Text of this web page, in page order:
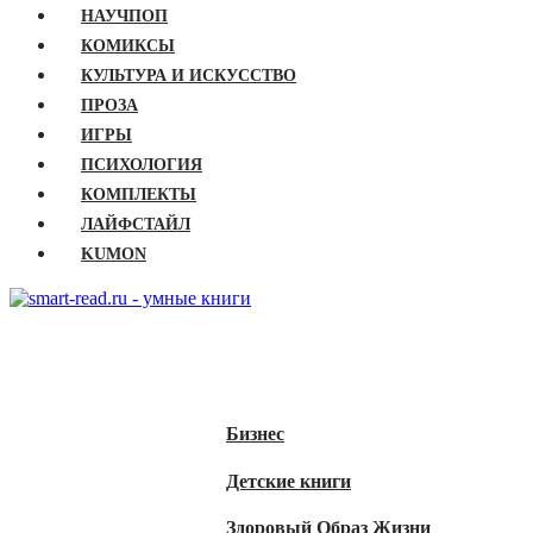
НАУЧПОП
КОМИКСЫ
КУЛЬТУРА И ИСКУССТВО
ПРОЗА
ИГРЫ
ПСИХОЛОГИЯ
КОМПЛЕКТЫ
ЛАЙФСТАЙЛ
KUMON
Бизнес
Детские книги
Здоровый Образ Жизни